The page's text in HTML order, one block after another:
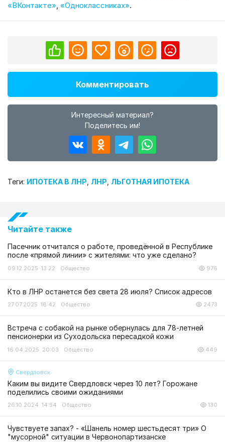
«ВКонтакте», «Одноклассниках».
Комментировать
Интересный материал?
Поделитесь им!
Теги: ИПОТЕКА В ЛНР ЛНР ЛЬГОТНАЯ ИПОТЕКА
Читайте также
Пасечник отчитался о работе, проведённой в Республике
после «прямой линии» с жителями: что уже сделано?
09.12.2025 13:22 Общество 976
Кто в ЛНР останется без света 28 июля? Список адресов
27.07.2025 18:42 Общество 2473
Встреча с собакой на рынке обернулась для 78-летней
пенсионерки из Суходольска пересадкой кожи
16.04.2025 20:03 Общество 449
Свердловск
Каким вы видите Свердловск через 10 лет? Горожане
поделились своими ожиданиями
26.10.2024 14:54 Общество 130
Чувствуете запах? - «Шанель номер шестьдесят три» О
"мусорной" ситуации в Червонопартизанске